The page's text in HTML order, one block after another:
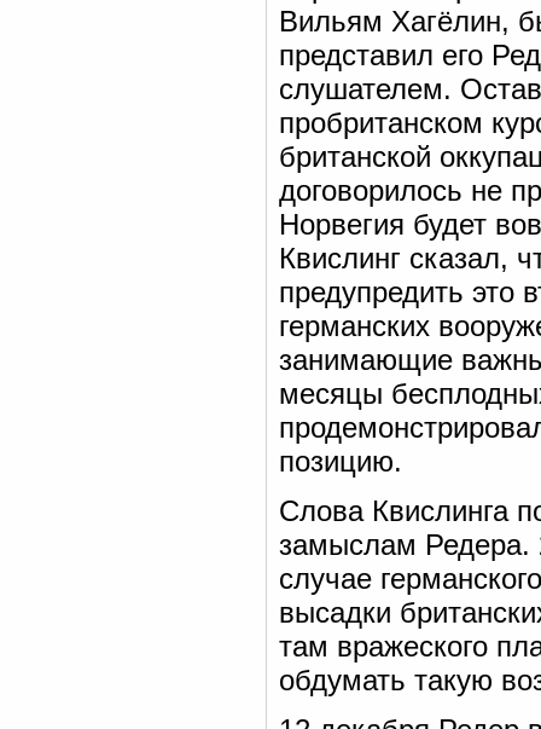
Вильям Хагёлин,
представил его
слушателем.
пробританском
британской
договорилось не
Норвегия будет
Квислинг сказал,
предупредить это
германских
занимающие
месяцы
позицию.
Слова Квислинга
замыслам
случае
высадки
там вражеского
обдумать такую